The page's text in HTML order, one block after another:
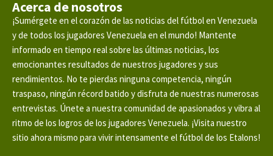
Acerca de nosotros
¡Sumérgete en el corazón de las noticias del fútbol en Venezuela
y de todos los jugadores Venezuela en el mundo! Mantente
informado en tiempo real sobre las últimas noticias, los
emocionantes resultados de nuestros jugadores y sus
rendimientos. No te pierdas ninguna competencia, ningún
traspaso, ningún récord batido y disfruta de nuestras numerosas
entrevistas. Únete a nuestra comunidad de apasionados y vibra al
ritmo de los logros de los jugadores Venezuela. ¡Visita nuestro
sitio ahora mismo para vivir intensamente el fútbol de los Etalons!